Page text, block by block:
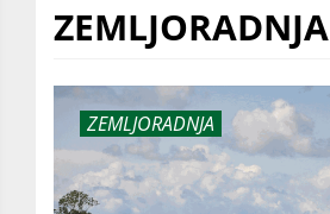
ZEMLJORADNJA
ZEMLJORADNJA